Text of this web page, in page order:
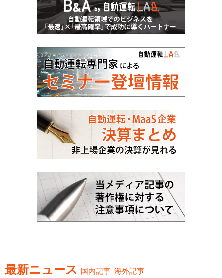
最新ニュース 国内記事 海外記事